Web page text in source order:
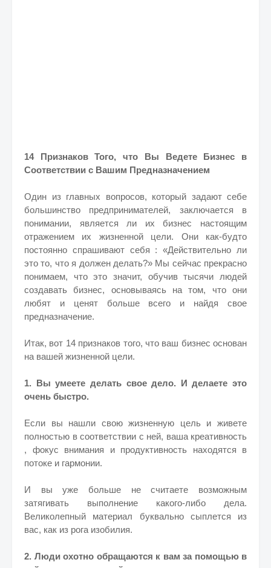
14 Признаков Того, что Вы Ведете Бизнес в
Соответствии с Вашим Предназначением
Один из главных вопросов, который задают себе
большинство предпринимателей, заключается в
понимании, является ли их бизнес настоящим
отражением их жизненной цели. Они как-будто
постоянно спрашивают себя : «Действительно ли
это то, что я должен делать?» Мы сейчас прекрасно
понимаем, что это значит, обучив тысячи людей
создавать бизнес, основываясь на том, что они
любят и ценят больше всего и найдя свое
предназначение.
Итак, вот 14 признаков того, что ваш бизнес основан
на вашей жизненной цели.
1. Вы умеете делать свое дело. И делаете это
очень быстро.
Если вы нашли свою жизненную цель и живете
полностью в соответствии с ней, ваша креативность
, фокус внимания и продуктивность находятся в
потоке и гармонии.
И вы уже больше не считаете возможным
затягивать выполнение какого-либо дела.
Великолепный материал буквально сыплется из
вас, как из рога изобилия.
2. Люди охотно обращаются к вам за помощью в